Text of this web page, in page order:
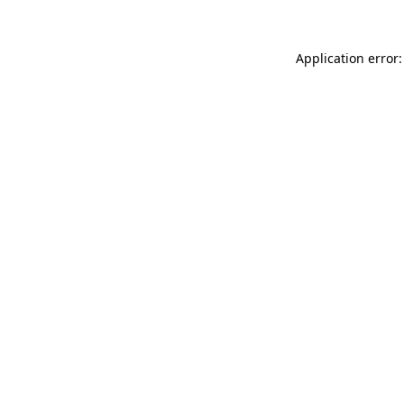
Application